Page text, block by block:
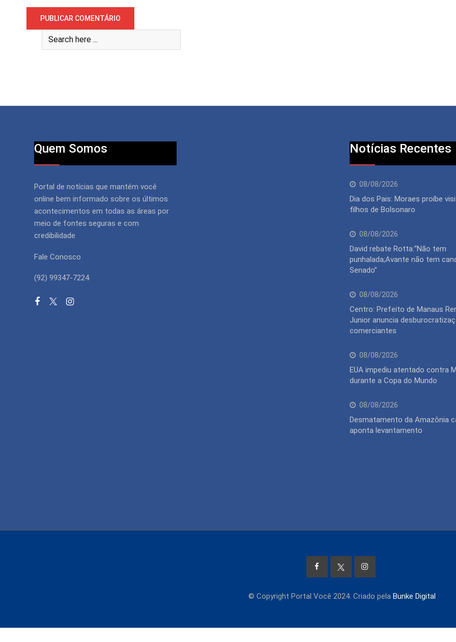
Quem Somos
Portal de notícias que mantém você
online bem informado sobre os últimos
acontecimentos em todas as áreas por
meio de fontes seguras e com
credibilidade
Fale Conosco
(92) 99347-7224
Notícias Recentes
08/08/2026
Dia dos Pais: Moraes proíbe
filhos de Bolsonaro
08/08/2026
David rebate Rotta:“Não tem
punhalada;Avante não tem
Senado”
08/08/2026
Centro: Prefeito de Manaus
Junior anuncia
comerciantes
08/08/2026
EUA impediu atentado contra
durante a Copa do Mundo
08/08/2026
Desmatamento da Amazônia
aponta levantamento
© Copyright Portal Você 2024. Criado pela Bunke Digital